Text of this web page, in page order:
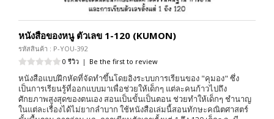
หนังสือของหนู ตัวเลข 1-120 (KUMON)
รหัสสินค้า : P-YOU-392
0 รีวิว | Be the first to review
หนังสือแบบฝึกหัดที่จัดทำขึ้นโดยอิงระบบการเรียนของ "คุมอง" ซึ่ง
เป็นการเรียนรู้ที่ออกแบบมาเพื่อช่วยให้เด็กๆ แต่ละคนก้าวไปถึง
ศักยภาพสูงสุดของตนเอง สอนเป็นขั้นเป็นตอน ช่วยทำให้เด็กๆ ชำนาญ
ในแต่ละเรื่องได้ไม่ยากลำบาก ใช้หนังสือเล่มนี้สอนทักษะคณิตศาสตร์